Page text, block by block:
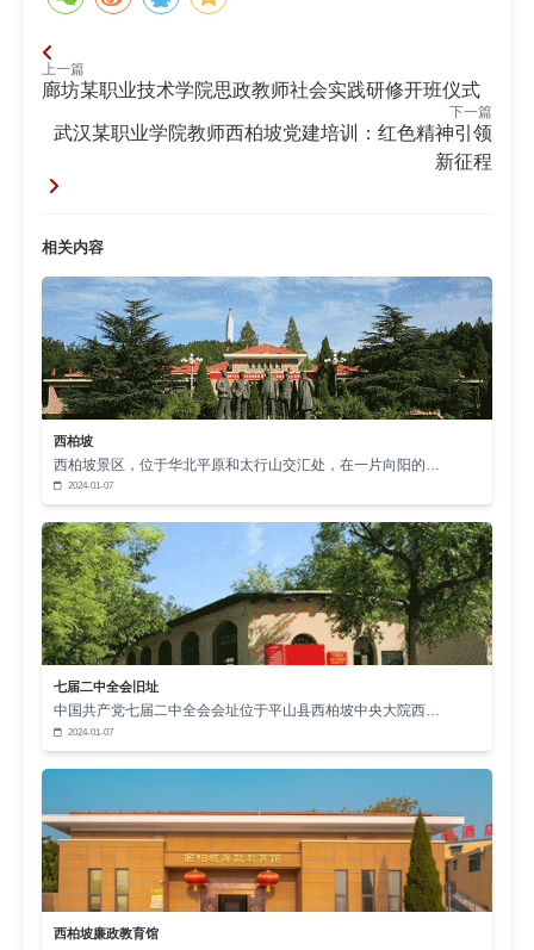
上一篇
廊坊某职业技术学院思政教师社会实践研修开班仪式
下一篇
武汉某职业学院教师西柏坡党建培训：红色精神引领
新征程
相关内容
西柏坡
西柏坡景区，位于华北平原和太行山交汇处，在一片向阳的…
2024-01-07
七届二中全会旧址
中国共产党七届二中全会会址位于平山县西柏坡中央大院西…
2024-01-07
西柏坡廉政教育馆